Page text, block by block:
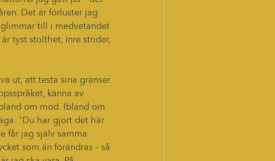
Det är förluster jag
till i medvetandet
tyst stolthet, inre strider,
ut, att testa sina gränser.
känna av
om mod. Ibland om
"Du har gjort det här
får jag själv samma
som än förändras – så